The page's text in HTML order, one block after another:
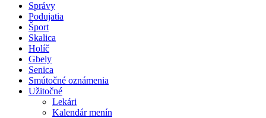
Správy
Podujatia
Šport
Skalica
Holíč
Gbely
Senica
Smútočné oznámenia
Užitočné
Lekári
Kalendár menín